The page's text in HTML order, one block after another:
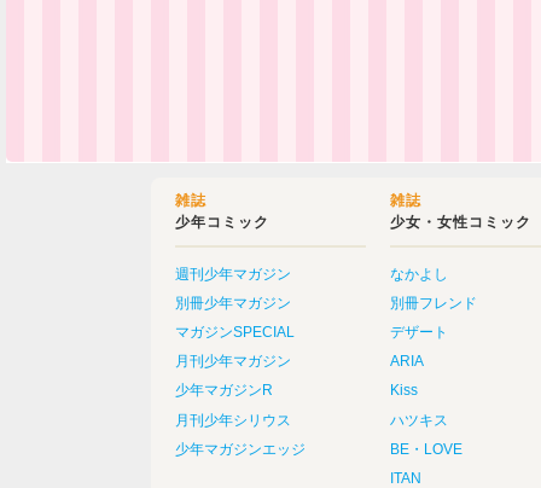
雑誌
少年コミック
週刊少年マガジン
別冊少年マガジン
マガジンSPECIAL
月刊少年マガジン
少年マガジンR
月刊少年シリウス
少年マガジンエッジ
雑誌
少女・女性コミック
なかよし
別冊フレンド
デザート
ARIA
Kiss
ハツキス
BE・LOVE
ITAN